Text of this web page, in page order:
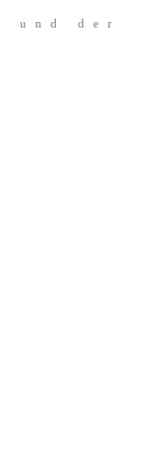
und der